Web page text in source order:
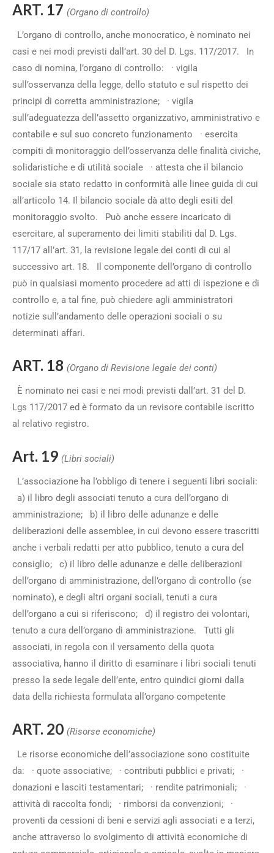
ART. 17 (Organo di controllo)
L’organo di controllo, anche monocratico, è nominato nei
casi e nei modi previsti dall’art. 30 del D. Lgs. 117/2017. In
caso di nomina, l’organo di controllo: · vigila
sull’osservanza della legge, dello statuto e sul rispetto dei
principi di corretta amministrazione; · vigila
sull’adeguatezza dell’assetto organizzativo, amministrativo e
contabile e sul suo concreto funzionamento · esercita
compiti di monitoraggio dell’osservanza delle finalità civiche,
solidaristiche e di utilità sociale · attesta che il bilancio
sociale sia stato redatto in conformità alle linee guida di cui
all’articolo 14. Il bilancio sociale dà atto degli esiti del
monitoraggio svolto. Può anche essere incaricato di
esercitare, al superamento dei limiti stabiliti dal D. Lgs.
117/17 all’art. 31, la revisione legale dei conti di cui al
successivo art. 18. Il componente dell’organo di controllo
può in qualsiasi momento procedere ad atti di ispezione e di
controllo e, a tal fine, può chiedere agli amministratori
notizie sull’andamento delle operazioni sociali o su
determinati affari.
ART. 18 (Organo di Revisione legale dei conti)
È nominato nei casi e nei modi previsti dall’art. 31 del D.
Lgs 117/2017 ed è formato da un revisore contabile iscritto
al relativo registro.
Art. 19 (Libri sociali)
L’associazione ha l’obbligo di tenere i seguenti libri sociali:
a) il libro degli associati tenuto a cura dell’organo di
amministrazione; b) il libro delle adunanze e delle
deliberazioni delle assemblee, in cui devono essere trascritti
anche i verbali redatti per atto pubblico, tenuto a cura del
consiglio; c) il libro delle adunanze e delle deliberazioni
dell’organo di amministrazione, dell’organo di controllo (se
nominato), e degli altri organi sociali, tenuti a cura
dell’organo a cui si riferiscono; d) il registro dei volontari,
tenuto a cura dell’organo di amministrazione. Tutti gli
associati, in regola con il versamento della quota
associativa, hanno il diritto di esaminare i libri sociali tenuti
presso la sede legale dell’ente, entro quindici giorni dalla
data della richiesta formulata all’organo competente
ART. 20 (Risorse economiche)
Le risorse economiche dell’associazione sono costituite
da: · quote associative; · contributi pubblici e privati; ·
donazioni e lasciti testamentari; · rendite patrimoniali; ·
attività di raccolta fondi; · rimborsi da convenzioni; ·
proventi da cessioni di beni e servizi agli associati e a terzi,
anche attraverso lo svolgimento di attività economiche di